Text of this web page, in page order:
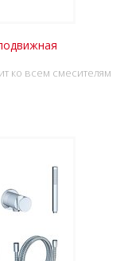
ко всем смесителям